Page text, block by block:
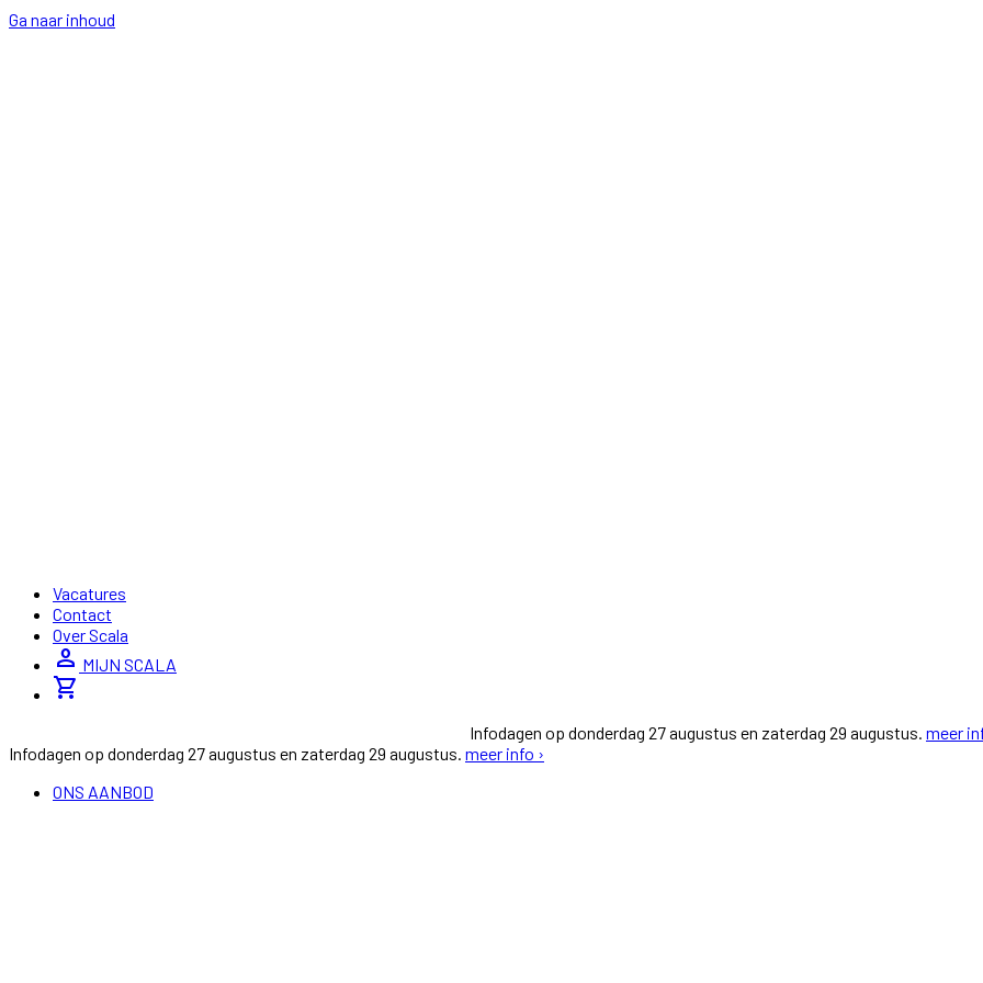
Ga naar inhoud
Vacatures
Contact
Over Scala
person MIJN SCALA
shopping_cart
Infodagen op donderdag 27 augustus en zaterdag 29 augustus. meer
Infodagen op donderdag 27 augustus en zaterdag 29 augustus. meer info ›
ONS AANBOD